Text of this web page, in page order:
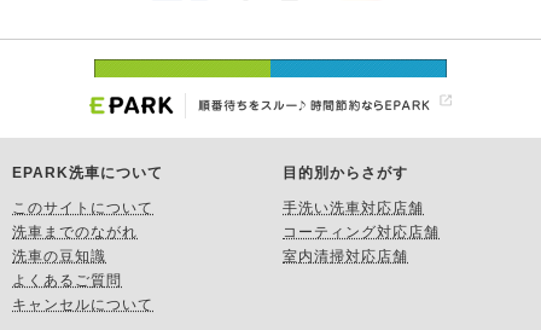
EPARK洗車について
このサイトについて
洗車までのながれ
洗車の豆知識
よくあるご質問
キャンセルについて
目的別からさがす
手洗い洗車対応店舗
コーティング対応店舗
室内清掃対応店舗